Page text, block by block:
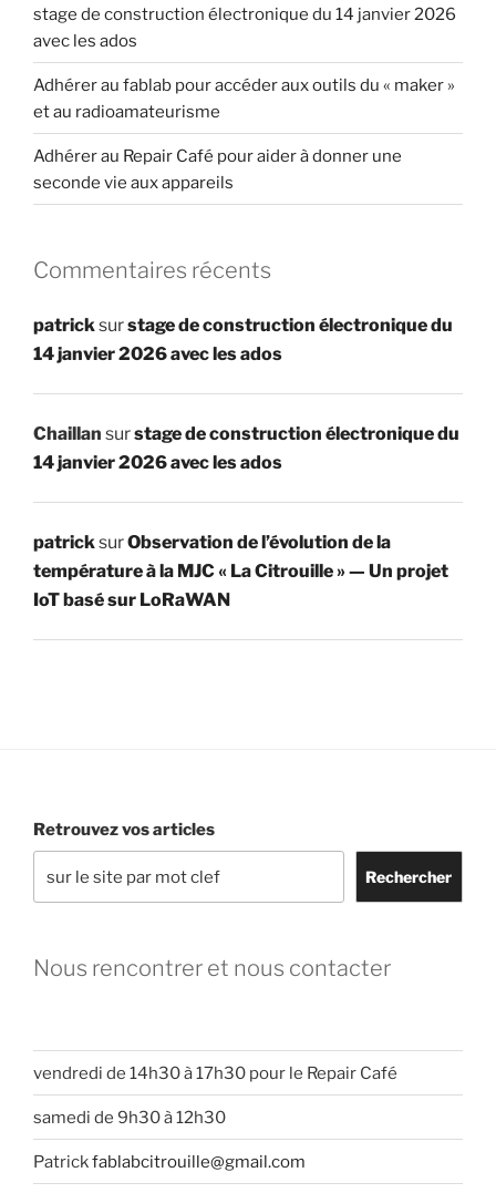
stage de construction électronique du 14 janvier 2026
avec les ados
Adhérer au fablab pour accéder aux outils du « maker »
et au radioamateurisme
Adhérer au Repair Café pour aider à donner une
seconde vie aux appareils
Commentaires récents
patrick surstage de construction électronique du
14 janvier 2026 avec les ados
Chaillan surstage de construction électronique du
14 janvier 2026 avec les ados
patrick surObservation de l’évolution de la
température à la MJC « La Citrouille » — Un projet
IoT basé sur LoRaWAN
Retrouvez vos articles
Rechercher
Nous rencontrer et nous contacter
vendredi de 14h30 à 17h30 pour le Repair Café
samedi de 9h30 à 12h30
Patrickfablabcitrouille@gmail.com